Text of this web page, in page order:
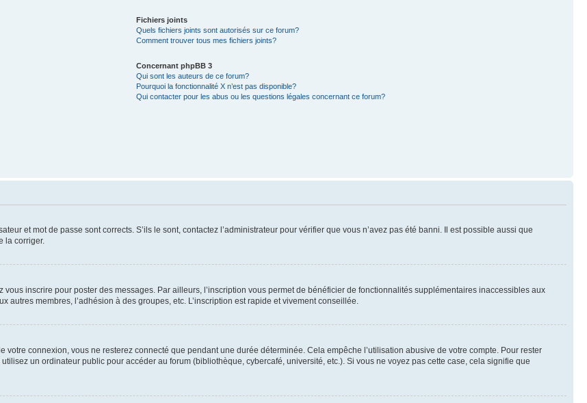
Fichiers joints
Quels fichiers joints sont autorisés sur ce forum?
Comment trouver tous mes fichiers joints?
Concernant phpBB 3
Qui sont les auteurs de ce forum?
Pourquoi la fonctionnalité X n’est pas disponible?
Qui contacter pour les abus ou les questions légales concernant ce forum?
et mot de passe sont corrects. S’ils le sont, contactez l’administrateur pour vérifier que vous n’avez pas été banni. Il est possible aussi que
la corriger.
inscrire pour poster des messages. Par ailleurs, l’inscription vous permet de bénéficier de fonctionnalités supplémentaires inaccessibles aux
autres membres, l’adhésion à des groupes, etc. L’inscription est rapide et vivement conseillée.
votre connexion, vous ne resterez connecté que pendant une durée déterminée. Cela empêche l’utilisation abusive de votre compte. Pour rester
un ordinateur public pour accéder au forum (bibliothèque, cybercafé, université, etc.). Si vous ne voyez pas cette case, cela signifie que